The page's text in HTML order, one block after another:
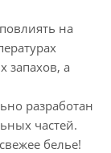
на
запахов, а
разработан
частей.
белье!